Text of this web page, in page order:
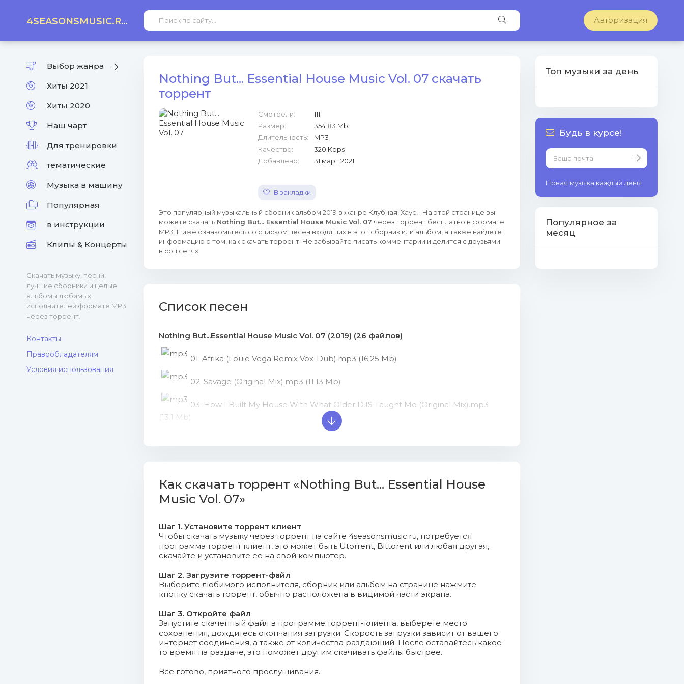
4SEASONSMUSIC.RU Авторизация
Выбор жанра
Хиты 2021
Хиты 2020
Наш чарт
Для тренировки
тематические
Музыка в машину
Популярная
в инструкции
Клипы & Концерты
Скачать музыку, песни,
лучшие сборники и целые
альбомы любимых
исполнителей формате MP3
через торрент.
Контакты
Правообладателям
Условия использования
Nothing But... Essential House Music Vol. 07 скачать
торрент
Смотрели:
111
Размер:
354.83 Mb
Длительность:
MP3
Качество:
320 Kbps
Добавлено:
31 март 2021
В закладки
Это популярный музыкальный сборник альбом 2019 в жанре Клубная, Хаус, . На этой странице вы
можете скачать Nothing But... Essential House Music Vol. 07 через торрент бесплатно в формате
MP3. Ниже ознакомьтесь со списком песен входящих в этот сборник или альбом, а также найдете
информацию о том, как скачать торрент. Не забывайте писать комментарии и делится с друзьями
в соц сетях.
Список песен
Nothing But...Essential House Music Vol. 07 (2019) (26 файлов)
01. Afrika (Louie Vega Remix Vox-Dub).mp3 (16.25 Mb)
02. Savage (Original Mix).mp3 (11.13 Mb)
03. How I Built My House With What Older DJS Taught Me (Original Mix).mp3
(13.1 Mb)
06. Town (Original Mix).mp3 (16.2 Mb)
08. Zeke Luv (Original Mix).mp3 (14.72 Mb)
09. Groovy Beat (Original Mix).mp3 (12.64 Mb)
10. City Love (Original Mix).mp3 (15.03 Mb)
11. Boogie Nights (Original Mix).mp3 (15.4 Mb)
12. Your Best Side 2K18 (Enrico BSJ Ferrari House Remix).mp3 (14.22 Mb)
13. Slamma Ruff (Original Mix).mp3 (14.05 Mb)
14. House Is A Feeling (Original Mix).mp3 (14.13 Mb)
Как скачать торрент «Nothing But... Essential House
Music Vol. 07»
Шаг 1. Установите торрент клиент
Чтобы скачать музыку через торрент на сайте 4seasonsmusic.ru, потребуется
программа торрент клиент, это может быть Utorrent, Bittorent или любая другая,
скачайте и установите ее на свой компьютер.
Шаг 2. Загрузите торрент-файл
Выберите любимого исполнителя, сборник или альбом на странице нажмите
кнопку скачать торрент, обычно расположена в видимой части экрана.
Шаг 3. Откройте файл
Запустите скаченный файл в программе торрент-клиента, выберете место
сохранения, дождитесь окончания загрузки. Скорость загрузки зависит от вашего
интернет соединения, а также от количества раздающий. После оставайтесь какое-
то время на раздаче, это поможет другим скачивать файлы быстрее.
Все готово, приятного прослушивания.
Топ музыки за день
Будь в курсе!
Новая музыка каждый день!
Популярное за
месяц